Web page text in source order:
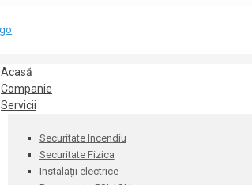
Acasă
Companie
Servicii
Securitate Incendiu
Securitate Fizica
Instalații electrice